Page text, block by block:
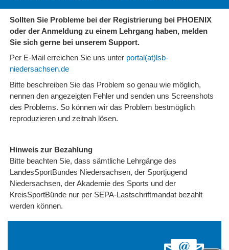
Sollten Sie Probleme bei der Registrierung bei PHOENIX
oder der Anmeldung zu einem Lehrgang haben, melden
Sie sich gerne bei unserem Support.
Per E-Mail erreichen Sie uns unter portal(at)lsb-
niedersachsen.de
Bitte beschreiben Sie das Problem so genau wie möglich,
nennen den angezeigten Fehler und senden uns Screenshots
des Problems. So können wir das Problem bestmöglich
reproduzieren und zeitnah lösen.
Hinweis zur Bezahlung
Bitte beachten Sie, dass sämtliche Lehrgänge des
LandesSportBundes Niedersachsen, der Sportjugend
Niedersachsen, der Akademie des Sports und der
KreisSportBünde nur per SEPA-Lastschriftmandat bezahlt
werden können.